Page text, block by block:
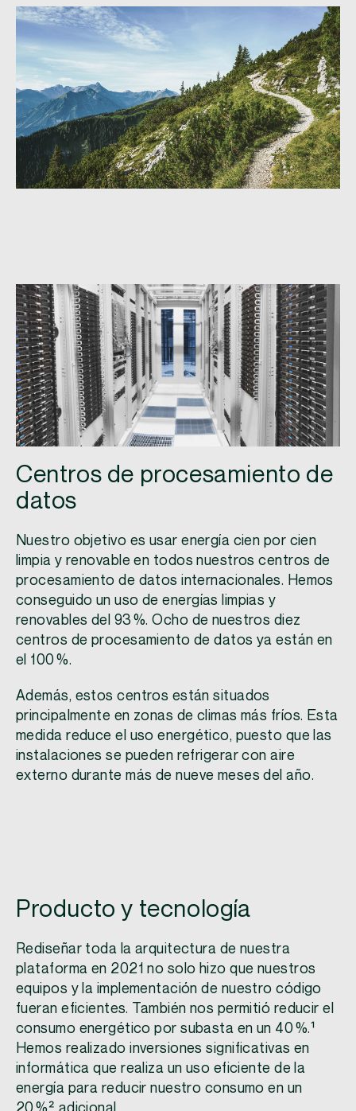
Centros de procesamiento de
datos
Nuestro objetivo es usar energía cien por cien
limpia y renovable en todos nuestros centros de
procesamiento de datos internacionales. Hemos
conseguido un uso de energías limpias y
renovables del 93 %. Ocho de nuestros diez
centros de procesamiento de datos ya están en
el 100 %.
Además, estos centros están situados
principalmente en zonas de climas más fríos. Esta
medida reduce el uso energético, puesto que las
instalaciones se pueden refrigerar con aire
externo durante más de nueve meses del año.
Producto y tecnología
Rediseñar toda la arquitectura de nuestra
plataforma en 2021 no solo hizo que nuestros
equipos y la implementación de nuestro código
fueran eficientes. También nos permitió reducir el
consumo energético por subasta en un 40 %.¹
Hemos realizado inversiones significativas en
informática que realiza un uso eficiente de la
energía para reducir nuestro consumo en un